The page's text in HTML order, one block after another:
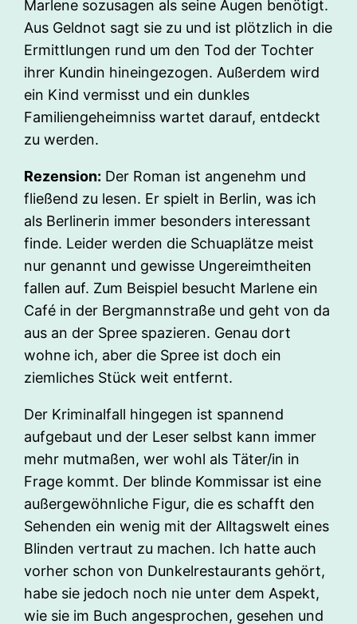
Marlene sozusagen als seine Augen benötigt.
Aus Geldnot sagt sie zu und ist plötzlich in die
Ermittlungen rund um den Tod der Tochter
ihrer Kundin hineingezogen. Außerdem wird
ein Kind vermisst und ein dunkles
Familiengeheimniss wartet darauf, entdeckt
zu werden.
Rezension: Der Roman ist angenehm und
fließend zu lesen. Er spielt in Berlin, was ich
als Berlinerin immer besonders interessant
finde. Leider werden die Schuaplätze meist
nur genannt und gewisse Ungereimtheiten
fallen auf. Zum Beispiel besucht Marlene ein
Café in der Bergmannstraße und geht von da
aus an der Spree spazieren. Genau dort
wohne ich, aber die Spree ist doch ein
ziemliches Stück weit entfernt.
Der Kriminalfall hingegen ist spannend
aufgebaut und der Leser selbst kann immer
mehr mutmaßen, wer wohl als Täter/in in
Frage kommt. Der blinde Kommissar ist eine
außergewöhnliche Figur, die es schafft den
Sehenden ein wenig mit der Alltagswelt eines
Blinden vertraut zu machen. Ich hatte auch
vorher schon von Dunkelrestaurants gehört,
habe sie jedoch noch nie unter dem Aspekt,
wie sie im Buch angesprochen, gesehen und